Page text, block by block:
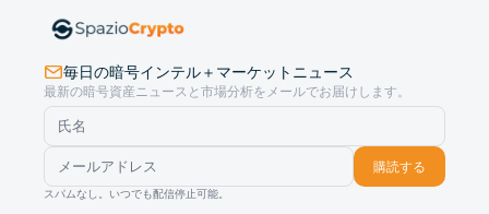
毎日の暗号インテル＋マーケットニュース
最新の暗号資産ニュースと市場分析をメールでお届けします。
購読する
スパムなし。いつでも配信停止可能。